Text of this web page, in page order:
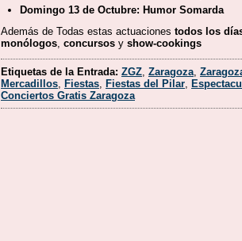
Domingo 13 de Octubre: Humor Somarda
Además de Todas estas actuaciones todos los
monólogos, concursos y show-cookings
Etiquetas de la Entrada: ZGZ, Zaragoza,
Mercadillos, Fiestas, Fiestas del Pilar,
Conciertos Gratis Zaragoza